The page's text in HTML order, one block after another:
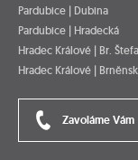
Pardubice | Dubina
Pardubice | Hradecká
Hradec Králové | Br.
Hradec Králové |
Zavoláme Vám